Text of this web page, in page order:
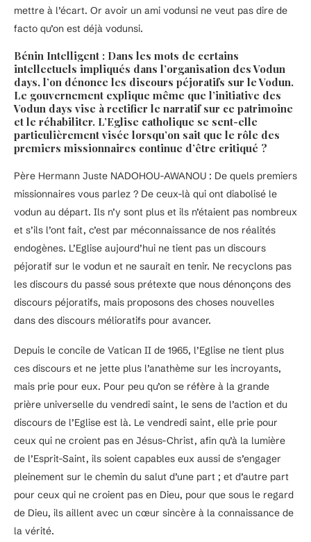
mettre à l’écart. Or avoir un ami vodunsi ne veut pas dire de
facto qu’on est déjà vodunsi.
Bénin Intelligent : Dans les mots de certains
intellectuels impliqués dans l’organisation des Vodun
days, l’on dénonce les discours péjoratifs sur le Vodun.
Le gouvernement explique même que l’initiative des
Vodun days vise à rectifier le narratif sur ce patrimoine
et le réhabiliter. L’Eglise catholique se sent-elle
particulièrement visée lorsqu’on sait que le rôle des
premiers missionnaires continue d’être critiqué ?
Père Hermann Juste NADOHOU-AWANOU : De quels premiers
missionnaires vous parlez ? De ceux-là qui ont diabolisé le
vodun au départ. Ils n’y sont plus et ils n’étaient pas nombreux
et s’ils l’ont fait, c’est par méconnaissance de nos réalités
endogènes. L’Eglise aujourd’hui ne tient pas un discours
péjoratif sur le vodun et ne saurait en tenir. Ne recyclons pas
les discours du passé sous prétexte que nous dénonçons des
discours péjoratifs, mais proposons des choses nouvelles
dans des discours mélioratifs pour avancer.
Depuis le concile de Vatican II de 1965, l’Eglise ne tient plus
ces discours et ne jette plus l’anathème sur les incroyants,
mais prie pour eux. Pour peu qu’on se réfère à la grande
prière universelle du vendredi saint, le sens de l’action et du
discours de l’Eglise est là. Le vendredi saint, elle prie pour
ceux qui ne croient pas en Jésus-Christ, afin qu’à la lumière
de l’Esprit-Saint, ils soient capables eux aussi de s’engager
pleinement sur le chemin du salut d’une part ; et d’autre part
pour ceux qui ne croient pas en Dieu, pour que sous le regard
de Dieu, ils aillent avec un cœur sincère à la connaissance de
la vérité.